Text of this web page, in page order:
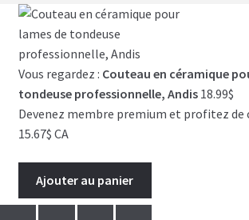
Vous regardez : Couteau en céramique
tondeuse professionnelle, Andis 18.99$
Devenez membre premium et profitez de
15.67$ CA
Ajouter au panier